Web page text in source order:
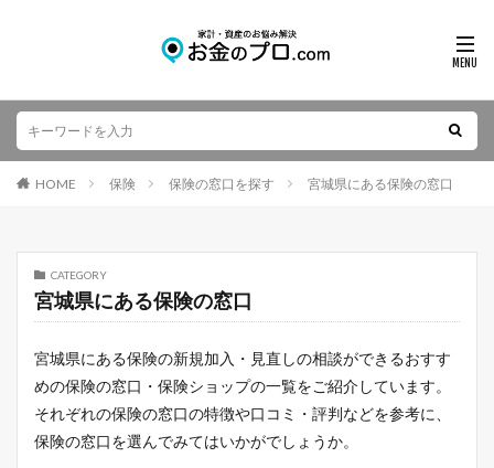
HOME 保険 保険の窓口を探す 宮城県にある保険の窓口
CATEGORY
宮城県にある保険の窓口
宮城県にある保険の新規加入・見直しの相談ができるおすす
めの保険の窓口・保険ショップの一覧をご紹介しています。
それぞれの保険の窓口の特徴や口コミ・評判などを参考に、
保険の窓口を選んでみてはいかがでしょうか。